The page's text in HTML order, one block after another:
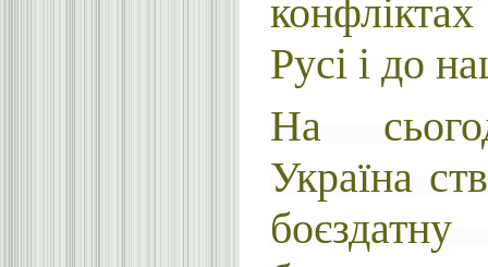
Русі і до
На
Україна